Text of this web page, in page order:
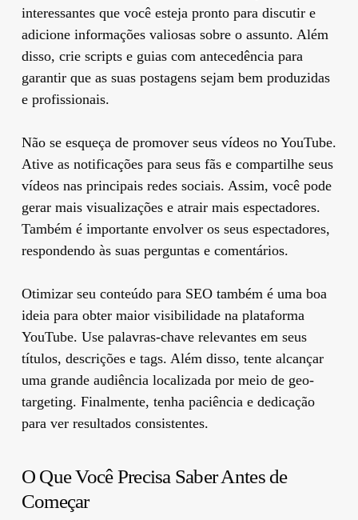
interessantes que você esteja pronto para discutir e
adicione informações valiosas sobre o assunto. Além
disso, crie scripts e guias com antecedência para
garantir que as suas postagens sejam bem produzidas
e profissionais.
Não se esqueça de promover seus vídeos no YouTube.
Ative as notificações para seus fãs e compartilhe seus
vídeos nas principais redes sociais. Assim, você pode
gerar mais visualizações e atrair mais espectadores.
Também é importante envolver os seus espectadores,
respondendo às suas perguntas e comentários.
Otimizar seu conteúdo para SEO também é uma boa
ideia para obter maior visibilidade na plataforma
YouTube. Use palavras-chave relevantes em seus
títulos, descrições e tags. Além disso, tente alcançar
uma grande audiência localizada por meio de geo-
targeting. Finalmente, tenha paciência e dedicação
para ver resultados consistentes.
O Que Você Precisa Saber Antes de
Começar